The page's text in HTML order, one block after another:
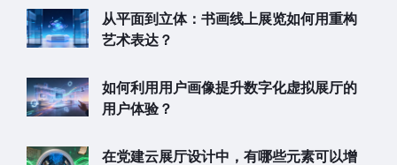
从平面到立体：书画线上展览如何用重构
艺术表达？
如何利用用户画像提升数字化虚拟展厅的
用户体验？
在党建云展厅设计中，有哪些元素可以增